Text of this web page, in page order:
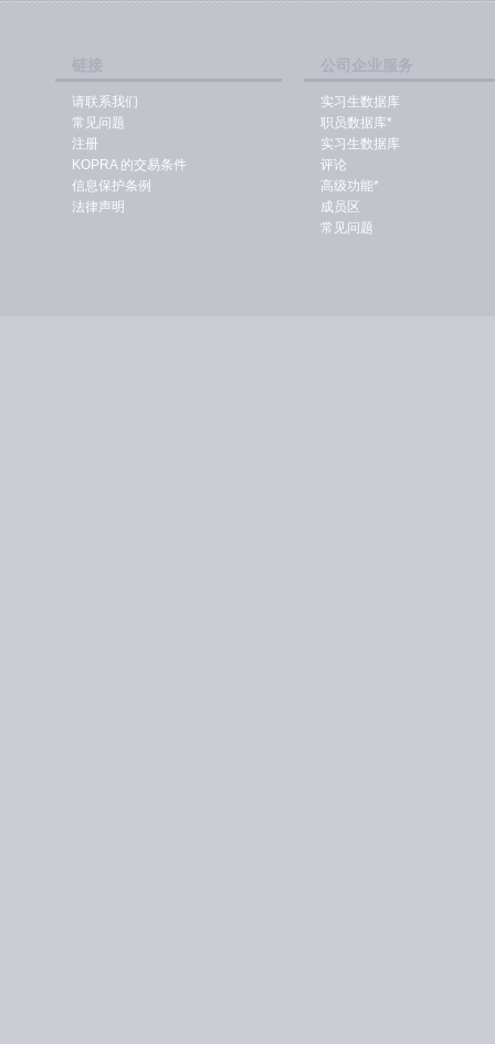
请联系我们
常见问题
注册
KOPRA 的交易条件
信息保护条例
法律声明
实习生数据库
职员数据库*
实习生数据库
评论
高级功能*
成员区
常见问题